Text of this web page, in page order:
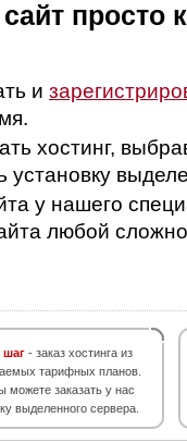
просто
и
хостинг,
у нашего
любой
шаг - заказ хостинга из
тарифных планов.
можете заказать у нас
выделенного сервера.